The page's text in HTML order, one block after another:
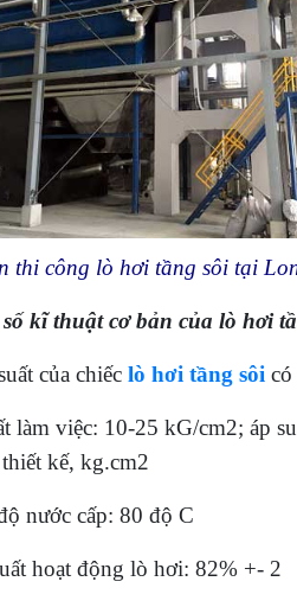
thi công lò hơi tầng sôi tại
kĩ thuật cơ bản của lò hơi
của chiếc lò hơi tầng sôi
làm việc: 10-25 kG/cm2; áp
thiết kế, kg.cm2
nước cấp: 80 độ C
hoạt động lò hơi: 82% +- 2